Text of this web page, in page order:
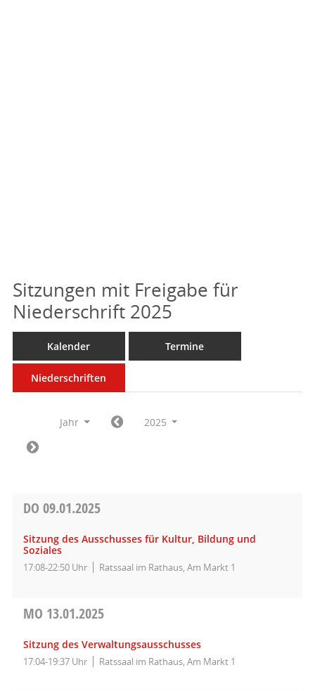
Sitzungen mit Freigabe für
Niederschrift 2025
Kalender Termine
Niederschriften
Jahr 2025
DO 09.01.2025
Sitzung des Ausschusses für Kultur, Bildung und
Soziales
17:08-22:50 Uhr Ratssaal im Rathaus, Am Markt 1
MO 13.01.2025
Sitzung des Verwaltungsausschusses
17:04-19:37 Uhr Ratssaal im Rathaus, Am Markt 1